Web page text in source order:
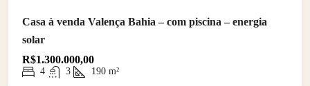
Casa à venda Valença Bahia – com piscina – energia
solar
R$1.300.000,00
4 3 190 m²